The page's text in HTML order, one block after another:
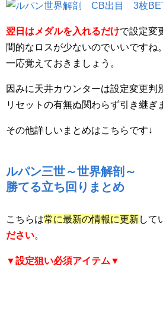
翌日はメダルを入れるだけで設定変
間的なロスが少ないのでいいですね。
一応覚えておきましょう。
因みに天井カウンターは設定変更判
リセットの有無ぬ関わらず引き継ぎ
その他詳しいまとめはこちらです↓
ルパン三世～世界解剖～
勝てる立ち回りまとめ
こちらは常に最新の情報に更新して
ださい。
▼設定狙い必須アイテム▼